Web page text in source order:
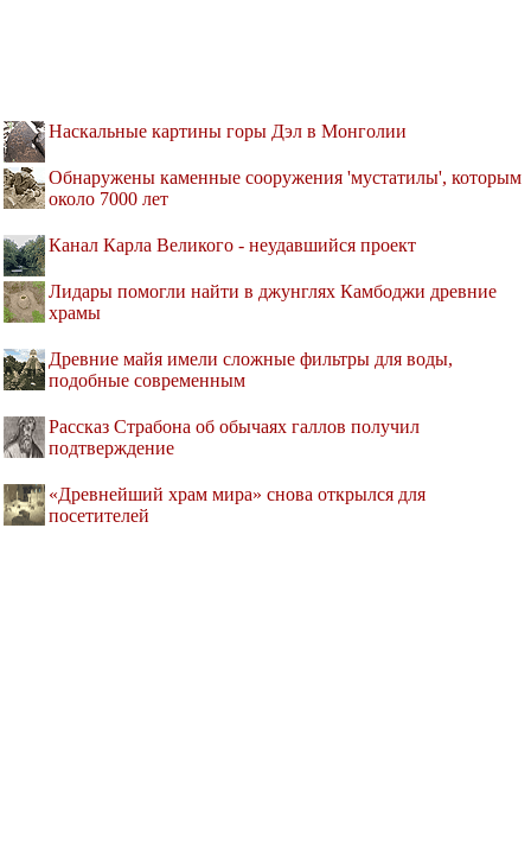
Наскальные картины горы Дэл в Монголии
Обнаружены каменные сооружения 'мустатилы', которым
около 7000 лет
Канал Карла Великого - неудавшийся проект
Лидары помогли найти в джунглях Камбоджи древние
храмы
Древние майя имели сложные фильтры для воды,
подобные современным
Рассказ Страбона об обычаях галлов получил
подтверждение
«Древнейший храм мира» снова открылся для
посетителей